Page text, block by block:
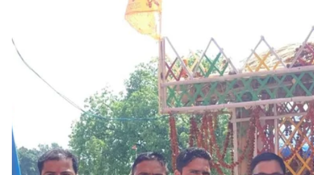
म
ड़ी
आ
स्था